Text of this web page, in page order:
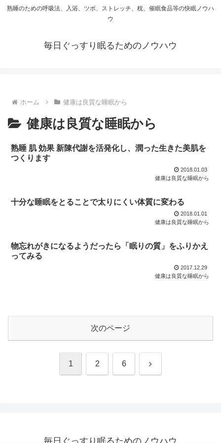
熟睡のための呼吸法、入浴、ツボ、ストレッチ、枕、催眠食品等の快眠ノウハ
ウ
毎日ぐっすり眠るためのノウハウ
ホーム 健康は良質な睡眠から
健康は良質な睡眠から
熟睡 肌 効果 新陳代謝を活発化し、潤った生きた美肌を
つくります
2018.01.03
健康は良質な睡眠から
十分な睡眠をとることで太りにくい体質に変わる
2018.01.01
健康は良質な睡眠から
物忘れがきになるようだったら「眠りの質」をふりかえ
ってみる
2017.12.29
健康は良質な睡眠から
次のページ
1 2 6 次
毎日ぐっすり眠るためのノウハウ